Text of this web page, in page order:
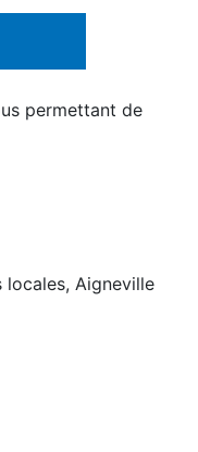
permettant de
Aigneville